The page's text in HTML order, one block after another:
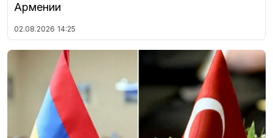
Армении
02.08.2026 14:25